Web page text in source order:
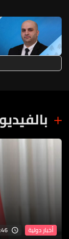
بالفيديو
أخبار دولية